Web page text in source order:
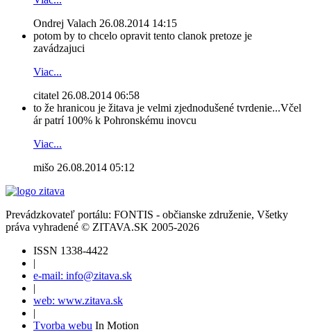
Ondrej Valach 26.08.2014 14:15
potom by to chcelo opravit tento clanok pretoze je
zavádzajuci
Viac...
citatel 26.08.2014 06:58
to že hranicou je žitava je velmi zjednodušené tvrdenie...Včel
ár patrí 100% k Pohronskému inovcu
Viac...
mišo 26.08.2014 05:12
Prevádzkovateľ portálu: FONTIS - občianske združenie, Všetky
práva vyhradené © ZITAVA.SK 2005-2026
ISSN 1338-4422
|
e-mail: info@zitava.sk
|
web: www.zitava.sk
|
Tvorba webu In Motion